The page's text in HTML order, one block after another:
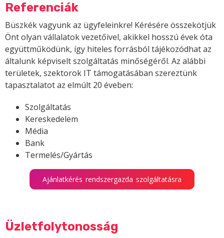
Referenciák
Büszkék vagyunk az ügyfeleinkre! Kérésére összekötjük
Önt olyan vállalatok vezetőivel, akikkel hosszú évek óta
együttműködünk, így hiteles forrásból tájékozódhat az
általunk képviselt szolgáltatás minőségéről. Az alábbi
területek, szektorok IT támogatásában szereztünk
tapasztalatot az elmúlt 20 éveben:
Szolgáltatás
Kereskedelem
Média
Bank
Termelés/Gyártás
Ajánlatkérés rendszergazda szolgáltatásra
Üzletfolytonosság